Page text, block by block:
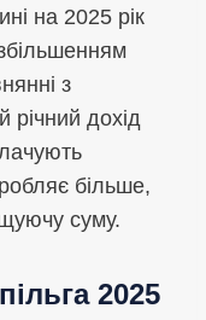
на 2025 рік
з
річний дохід
більше,
суму.
2025